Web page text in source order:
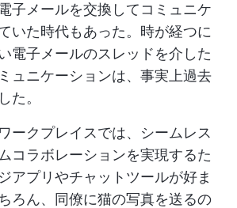
子メールを交換してコミュニケ
いた時代もあった。時が経つに
電子メールのスレッドを介した
ュニケーションは、事実上過去
た。
ークプレイスでは、シームレス
コラボレーションを実現するた
アプリやチャットツールが好ま
ろん、同僚に猫の写真を送るの